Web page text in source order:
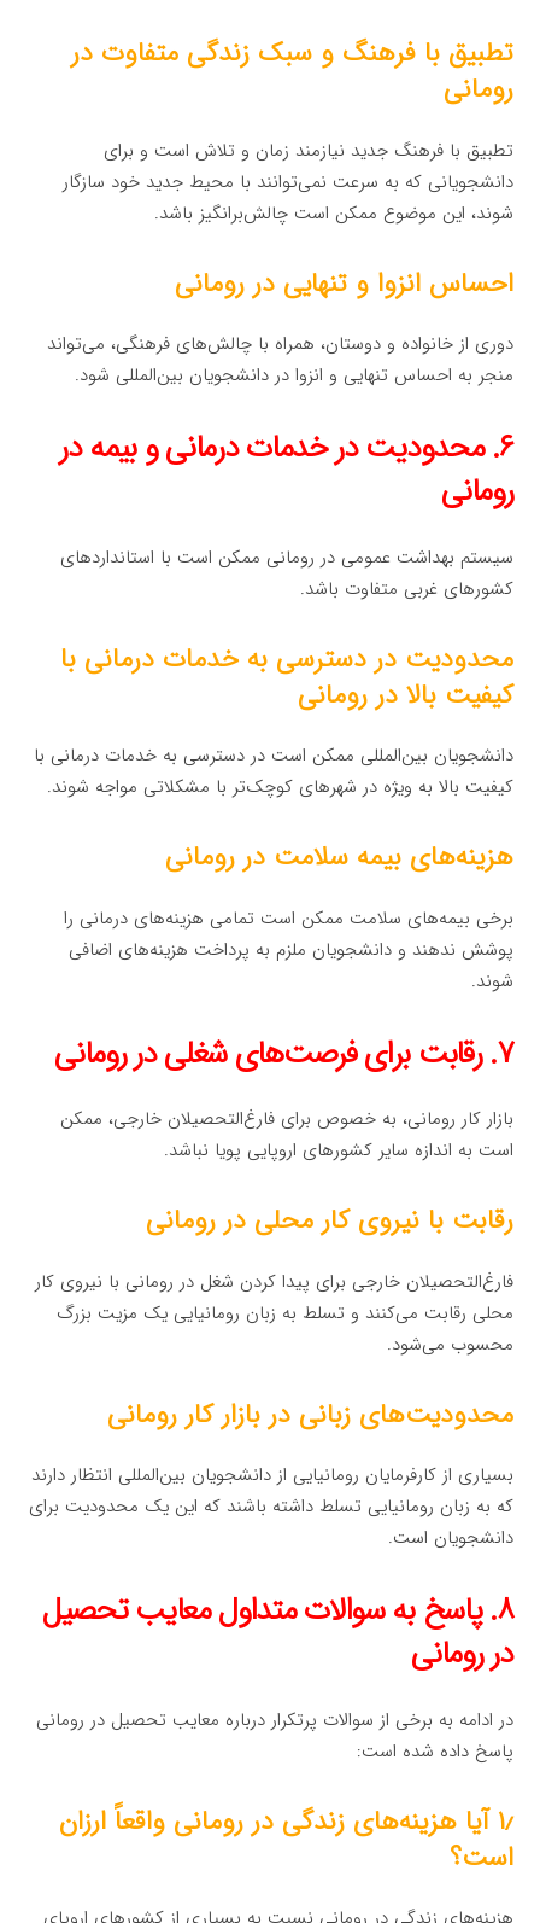
تطبیق با فرهنگ و سبک زندگی متفاوت در
رومانی
تطبیق با فرهنگ جدید نیازمند زمان و تلاش است و برای
دانشجویانی که به سرعت نمی‌توانند با محیط جدید خود سازگار
شوند، این موضوع ممکن است چالش‌برانگیز باشد.
احساس انزوا و تنهایی در رومانی
دوری از خانواده و دوستان، همراه با چالش‌های فرهنگی، می‌تواند
منجر به احساس تنهایی و انزوا در دانشجویان بین‌المللی شود.
۶. محدودیت در خدمات درمانی و بیمه در
رومانی
سیستم بهداشت عمومی در رومانی ممکن است با استانداردهای
کشورهای غربی متفاوت باشد.
محدودیت در دسترسی به خدمات درمانی با
کیفیت بالا در رومانی
دانشجویان بین‌المللی ممکن است در دسترسی به خدمات درمانی با
کیفیت بالا به ویژه در شهرهای کوچک‌تر با مشکلاتی مواجه شوند.
هزینه‌های بیمه سلامت در رومانی
برخی بیمه‌های سلامت ممکن است تمامی هزینه‌های درمانی را
پوشش ندهند و دانشجویان ملزم به پرداخت هزینه‌های اضافی
شوند.
۷. رقابت برای فرصت‌های شغلی در رومانی
بازار کار رومانی، به خصوص برای فارغ‌التحصیلان خارجی، ممکن
است به اندازه سایر کشورهای اروپایی پویا نباشد.
رقابت با نیروی کار محلی در رومانی
فارغ‌التحصیلان خارجی برای پیدا کردن شغل در رومانی با نیروی کار
محلی رقابت می‌کنند و تسلط به زبان رومانیایی یک مزیت بزرگ
محسوب می‌شود.
محدودیت‌های زبانی در بازار کار رومانی
بسیاری از کارفرمایان رومانیایی از دانشجویان بین‌المللی انتظار دارند
که به زبان رومانیایی تسلط داشته باشند که این یک محدودیت برای
دانشجویان است.
۸. پاسخ به سوالات متداول معایب تحصیل
در رومانی
در ادامه به برخی از سوالات پرتکرار درباره معایب تحصیل در رومانی
پاسخ داده شده است:
۱٫ آیا هزینه‌های زندگی در رومانی واقعاً ارزان
است؟